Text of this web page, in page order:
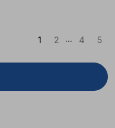
1 (Atual)
2 ... 4 5